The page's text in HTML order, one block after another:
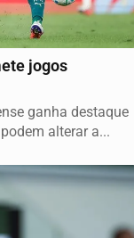
jogos
ganha destaque
alterar a...